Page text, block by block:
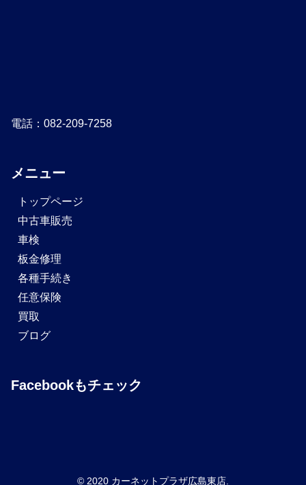
電話：082-209-7258
メニュー
トップページ
中古車販売
車検
板金修理
各種手続き
任意保険
買取
ブログ
Facebookもチェック
© 2020 カーネットプラザ広島東店.